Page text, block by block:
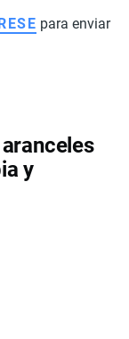
para enviar
y